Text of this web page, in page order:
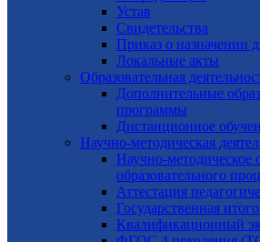
Устав
Свидетельства
Приказ о назначении
Локальные акты
Образовательная
Дополнительные
программы
Дистанционное
Научно-методическая
Научно-методическое
образовательного
Аттестация
Государственная
Квалификационный